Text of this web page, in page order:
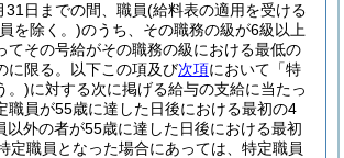
31日までの間、職員(給料表の適用を受ける
を除く。)のうち、その職務の級が6級以上
てその号給がその職務の級における最低の
に限る。以下この項及び次項において「特
。)に対する次に掲げる給与の支給に当たっ
職員が55歳に達した日後における最初の4
以外の者が55歳に達した日後における最初
定職員となった場合にあっては、特定職員